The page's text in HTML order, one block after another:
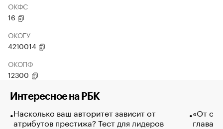
ОКФС
16
ОКОГУ
4210014
ОКОПФ
12300
Интересное на РБК
Насколько ваш авторитет зависит от
атрибутов престижа? Тест для лидеров
«От
глава